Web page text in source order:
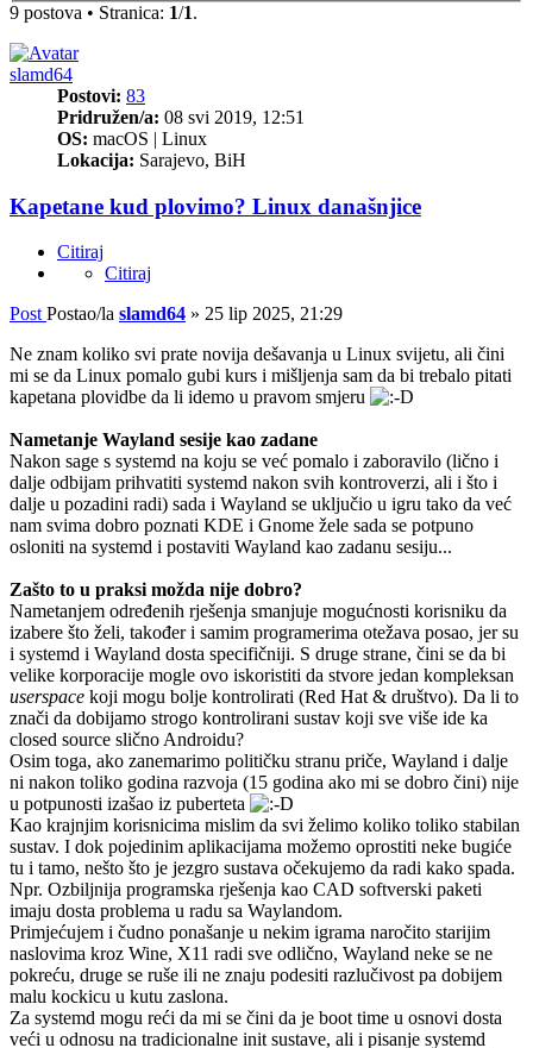
9 postova • Stranica: 1/1.
slamd64
Postovi: 83
Pridružen/a: 08 svi 2019, 12:51
OS: macOS | Linux
Lokacija: Sarajevo, BiH
Kapetane kud plovimo? Linux današnjice
Citiraj
Citiraj
Post Postao/la slamd64 » 25 lip 2025, 21:29
Ne znam koliko svi prate novija dešavanja u Linux svijetu, ali čini
mi se da Linux pomalo gubi kurs i mišljenja sam da bi trebalo pitati
kapetana plovidbe da li idemo u pravom smjeru
Nametanje Wayland sesije kao zadane
Nakon sage s systemd na koju se već pomalo i zaboravilo (lično i
dalje odbijam prihvatiti systemd nakon svih kontroverzi, ali i što i
dalje u pozadini radi) sada i Wayland se uključio u igru tako da već
nam svima dobro poznati KDE i Gnome žele sada se potpuno
osloniti na systemd i postaviti Wayland kao zadanu sesiju...
Zašto to u praksi možda nije dobro?
Nametanjem određenih rješenja smanjuje mogućnosti korisniku da
izabere što želi, također i samim programerima otežava posao, jer su
i systemd i Wayland dosta specifičniji. S druge strane, čini se da bi
velike korporacije mogle ovo iskoristiti da stvore jedan kompleksan
userspace koji mogu bolje kontrolirati (Red Hat & društvo). Da li to
znači da dobijamo strogo kontrolirani sustav koji sve više ide ka
closed source slično Androidu?
Osim toga, ako zanemarimo političku stranu priče, Wayland i dalje
ni nakon toliko godina razvoja (15 godina ako mi se dobro čini) nije
u potpunosti izašao iz puberteta
Kao krajnjim korisnicima mislim da svi želimo koliko toliko stabilan
sustav. I dok pojedinim aplikacijama možemo oprostiti neke bugiće
tu i tamo, nešto što je jezgro sustava očekujemo da radi kako spada.
Npr. Ozbiljnija programska rješenja kao CAD softverski paketi
imaju dosta problema u radu sa Waylandom.
Primjećujem i čudno ponašanje u nekim igrama naročito starijim
naslovima kroz Wine, X11 radi sve odlično, Wayland neke se ne
pokreću, druge se ruše ili ne znaju podesiti razlučivost pa dobijem
malu kockicu u kutu zaslona.
Za systemd mogu reći da mi se čini da je boot time u osnovi dosta
veći u odnosu na tradicionalne init sustave, ali i pisanje systemd